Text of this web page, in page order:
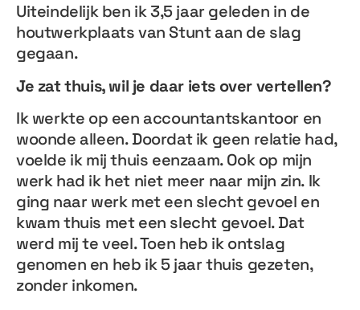
Uiteindelijk ben ik 3,5 jaar geleden in de
houtwerkplaats van Stunt aan de slag
gegaan.
Je zat thuis, wil je daar iets over vertellen?
Ik werkte op een accountantskantoor en
woonde alleen. Doordat ik geen relatie had,
voelde ik mij thuis eenzaam. Ook op mijn
werk had ik het niet meer naar mijn zin. Ik
ging naar werk met een slecht gevoel en
kwam thuis met een slecht gevoel. Dat
werd mij te veel. Toen heb ik ontslag
genomen en heb ik 5 jaar thuis gezeten,
zonder inkomen.